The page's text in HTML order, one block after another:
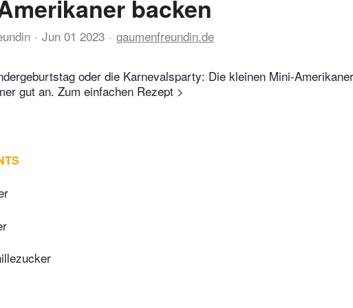
backen
Jun 01 2023 gaumenfreundin.de
oder die Karnevalsparty: Die kleinen Mini-
gut an. Zum einfachen Rezept >